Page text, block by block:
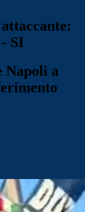
SI
Napoli a